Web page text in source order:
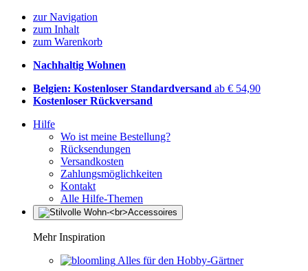
zur Navigation
zum Inhalt
zum Warenkorb
Nachhaltig Wohnen
Belgien: Kostenloser Standardversand ab € 54,90
Kostenloser Rückversand
Hilfe
Wo ist meine Bestellung?
Rücksendungen
Versandkosten
Zahlungsmöglichkeiten
Kontakt
Alle Hilfe-Themen
Mehr Inspiration
Alles für den Hobby-Gärtner